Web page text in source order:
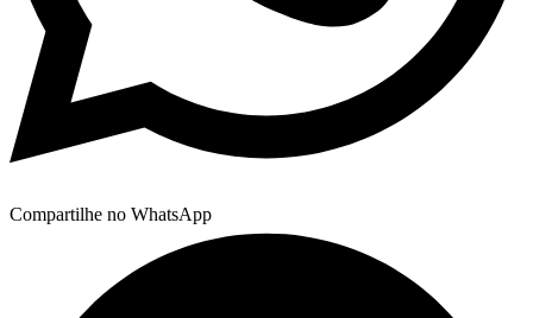
Compartilhe no WhatsApp